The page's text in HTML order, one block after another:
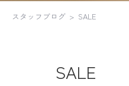
スタッフブログ SALE
SALE